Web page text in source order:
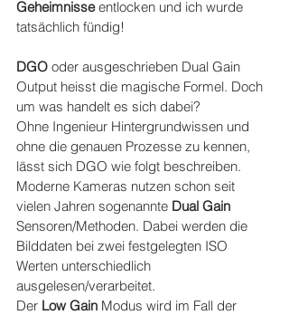
Geheimnisse entlocken und ich wurde
tatsächlich fündig!
DGO oder ausgeschrieben Dual Gain
Output heisst die magische Formel. Doch
um was handelt es sich dabei?
Ohne Ingenieur Hintergrundwissen und
ohne die genauen Prozesse zu kennen,
lässt sich DGO wie folgt beschreiben.
Moderne Kameras nutzen schon seit
vielen Jahren sogenannte Dual Gain
Sensoren/Methoden. Dabei werden die
Bilddaten bei zwei festgelegten ISO
Werten unterschiedlich
ausgelesen/verarbeitet.
Der Low Gain Modus wird im Fall der